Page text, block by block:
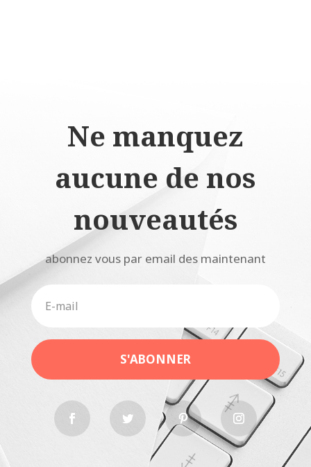
Ne manquez
aucune de nos
nouveautés
abonnez vous par email des maintenant
S'ABONNER